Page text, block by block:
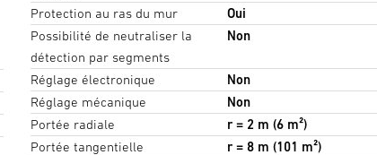
Protection au ras du mur
Oui
Possibilité de neutraliser la
détection par segments
Non
Réglage électronique
Non
Réglage mécanique
Non
Portée radiale
r = 2 m (6 m²)
Portée tangentielle
r = 8 m (101 m²)